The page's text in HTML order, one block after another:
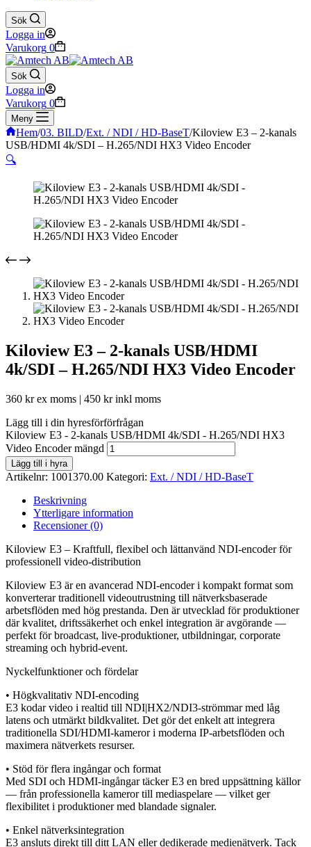
Sök
Logga in
Varukorg 0
Sök
Logga in
Varukorg 0
Meny
Hem/03. BILD/Ext. / NDI / HD-BaseT/Kiloview E3 – 2-kanals
USB/HDMI 4k/SDI – H.265/NDI HX3 Video Encoder
🔍
Kiloview E3 – 2-kanals USB/HDMI
4k/SDI – H.265/NDI HX3 Video Encoder
360 krex moms | 450 krinkl moms
Lägg till i din hyresförförfrågan
Kiloview E3 - 2-kanals USB/HDMI 4k/SDI - H.265/NDI HX3
Video Encoder mängd
Lägg till i hyra
Artikelnr: 1001370.00 Kategori: Ext. / NDI / HD-BaseT
Beskrivning
Ytterligare information
Recensioner (0)
Kiloview E3 – Kraftfull, flexibel och lättanvänd NDI-encoder för
professionell video-distribution
Kiloview E3 är en avancerad NDI-encoder i kompakt format som
konverterar traditionell videoutrustning till nätverksbaserade
arbetsflöden med hög prestanda. Den är utvecklad för produktioner
där kvalitet, driftssäkerhet och enkel integration är avgörande —
perfekt för broadcast, live-produktioner, utbildningar, corporate
streaming och hybrid-event.
Nyckelfunktioner och fördelar
• Högkvalitativ NDI-encoding
E3 kodar video i realtid till NDI|HX2/NDI3-strömmar med låg
latens och utmärkt bildkvalitet. Det gör det enkelt att integrera
traditionella SDI/HDMI-kameror i moderna IP-arbetsflöden och
maximera nätverkets resurser.
• Stöd för flera ingångar och format
Med SDI och HDMI-ingångar täcker E3 en bred uppsättning källor
— från professionella kameror till mediaspelare — vilket ger
flexibilitet i produktioner med blandade signaler.
• Enkel nätverksintegration
E3 ansluts direkt till ditt LAN eller dedikerade medienätverk. Tack